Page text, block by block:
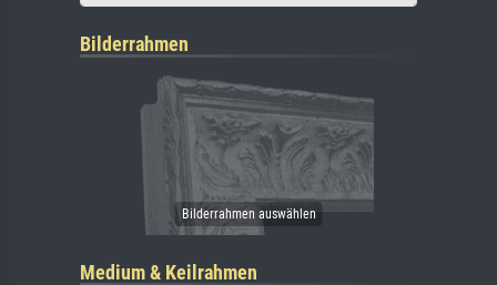
Bilderrahmen
Medium & Keilrahmen